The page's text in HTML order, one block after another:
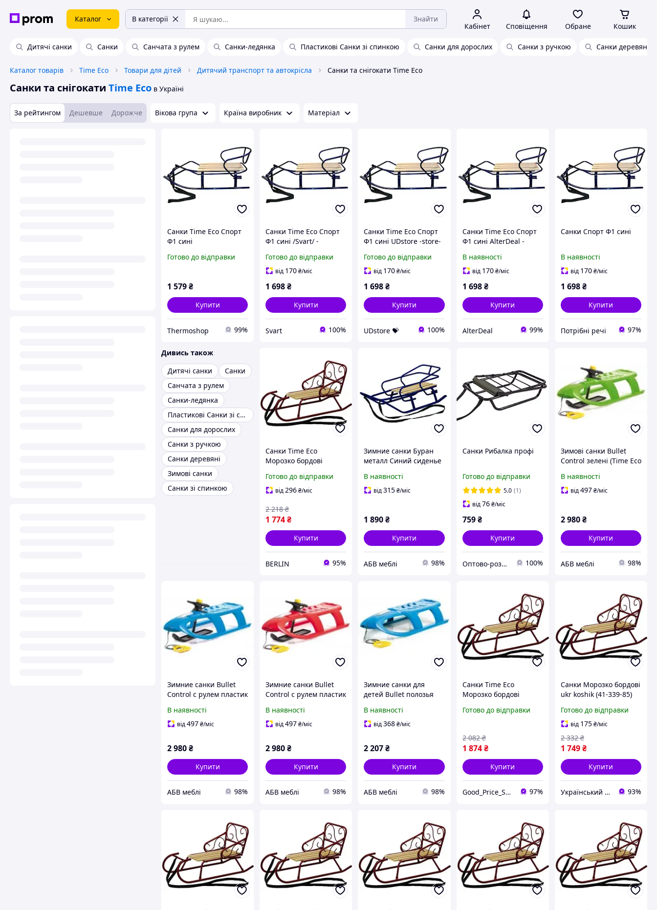
Каталог В категорії Знайти
Кабінет Сповіщення Обране Кошик
Дитячі санки Санки Санчата з рулем Санки-ледянка Пластикові Санки зі спинкою Санки для дорослих Санки з ручкою Санки деревяні
Каталог товарів Time Eco Товари для дітей Дитячий транспорт та автокрісла Санки та снігокати Time Eco
Санки та снігокати Time Eco в Україні
За рейтингом Дешевше Дорожче Вікова група Країна виробник Матеріал
Санки Time Eco Спорт
Ф1 сині
Готово до відправки
1 579₴
Купити
Thermoshop 99%
Санки Time Eco Спорт
Ф1 сині /Svart/ -
life-
Готово до відправки
від 170₴/міс
1 698₴
Купити
Svart 100%
Санки Time Eco Спорт
Ф1 сині UDstore -store-
Готово до відправки
від 170₴/міс
1 698₴
Купити
UDstore 💝 100%
Санки Time Eco Спорт
Ф1 сині AlterDeal -
choice-
В наявності
від 170 ₴/міс
1 698 ₴
Купити
AlterDeal 99%
Санки Спорт Ф1 сині
В наявності
від 170₴/міс
1 698₴
Купити
Потрібні речі 97%
Дивись також
Дитячі санки
Санки
Санчата з рулем
Санки-ледянка
Пластикові Санки зі спинкою
Санки для дорослих
Санки з ручкою
Санки деревяні
Зимові санки
Санки зі спинкою
Санки Time Eco
Морозко бордові
berlin
Готово до відправки
від296₴/міс
1 774₴
2 218 ₴
Купити
BERLIN 95%
Зимние санки Буран
металл Синий сиденье
(Time Eco ТМ)
В наявності
від315₴/міс
1 890₴
Купити
АБВ меблі 98%
Санки Рибалка профі
Готово до відправки
5.0 (1)
від76 ₴/міс
759 ₴
Купити
Оптово-роздрібна компанія "Тайм Еко" 100%
Зимові санки Bullet
Control зелені (Time Eco
В наявності
від497₴/міс
2 980₴
Купити
АБВ меблі 98%
Зимние санки Bullet
Control с рулем пластик
(Time Eco ТМ)
В наявності
від497₴/міс
2 980₴
Купити
АБВ меблі 98%
Зимние санки Bullet
Control с рулем пластик
см (Time Eco ТМ)
В наявності
від497₴/міс
2 980₴
Купити
АБВ меблі 98%
Зимние санки для
детей Bullet полозья
102,5х40х23 см (Time
Eco ТМ)
В наявності
від368₴/міс
2 207₴
Купити
АБВ меблі 98%
Санки Time Eco
Морозко бордові
Готово до відправки
1 874 ₴
2 082 ₴
Купити
Good_Price_Shop 97%
Санки Морозко бордові
ukr koshik (41-339-85)
Готово до відправки
від 175₴/міс
1 749₴
2 332 ₴
Купити
Український Кошик 93%